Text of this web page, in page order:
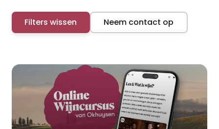
Filters wissen Neem contact op